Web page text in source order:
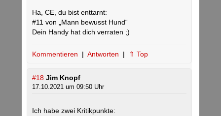
Ha, CE, du bist enttarnt:
#11 von „Mann bewusst Hund“
Dein Handy hat dich verraten ;)
Kommentieren | Antworten | ⇑ Top
#18 Jim Knopf
17.10.2021 um 09:50 Uhr
Ich habe zwei Kritikpunkte: